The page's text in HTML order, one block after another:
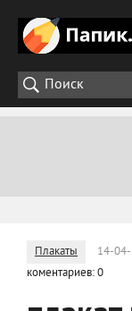
Плакаты 14-
коментариев: 0